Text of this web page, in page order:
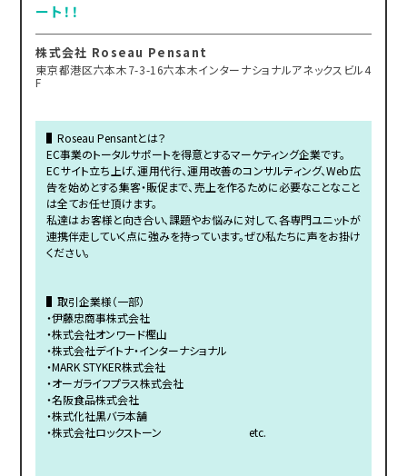
ート！！
株式会社 Roseau Pensant
東京都港区六本木7-3-16六本木インターナショナルアネックスビル4
F
▌Roseau Pensantとは？
EC事業のトータルサポートを得意とするマーケティング企業です。
ECサイト立ち上げ、運用代行、運用改善のコンサルティング、Web広
告を始めとする集客・販促まで、売上を作るために必要なことなこと
は全てお任せ頂けます。
私達はお客様と向き合い、課題やお悩みに対して、各専門ユニットが
連携伴走していく点に強みを持っています。ぜひ私たちに声をお掛け
ください。
▌取引企業様（一部）
・伊藤忠商事株式会社
・株式会社オンワード樫山
・株式会社デイトナ・インターナショナル
・MARK STYKER株式会社
・オーガライフプラス株式会社
・名阪食品株式会社
・株式化社黒バラ本舗
・株式会社ロックストーン etc.